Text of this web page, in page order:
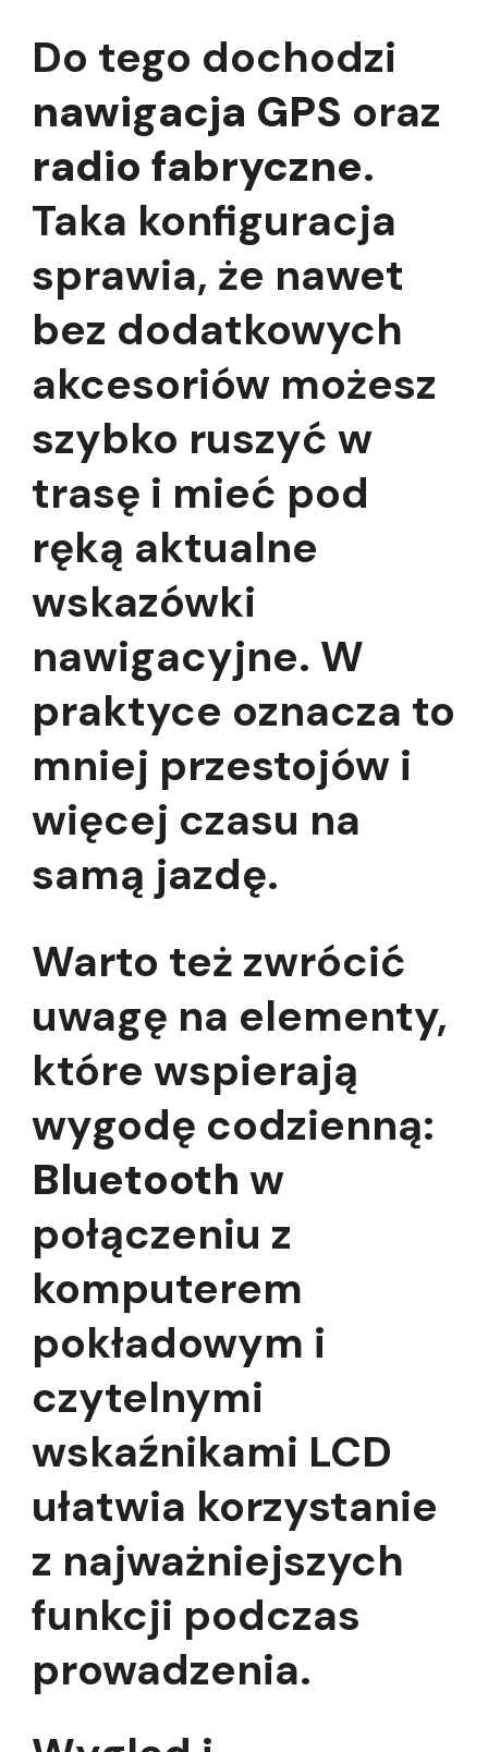
Do tego dochodzi
nawigacja GPS oraz
radio fabryczne.
Taka konfiguracja
sprawia, że nawet
bez dodatkowych
akcesoriów możesz
szybko ruszyć w
trasę i mieć pod
ręką aktualne
wskazówki
nawigacyjne. W
praktyce oznacza to
mniej przestojów i
więcej czasu na
samą jazdę.
Warto też zwrócić
uwagę na elementy,
które wspierają
wygodę codzienną:
Bluetooth w
połączeniu z
komputerem
pokładowym i
czytelnymi
wskaźnikami LCD
ułatwia korzystanie
z najważniejszych
funkcji podczas
prowadzenia.